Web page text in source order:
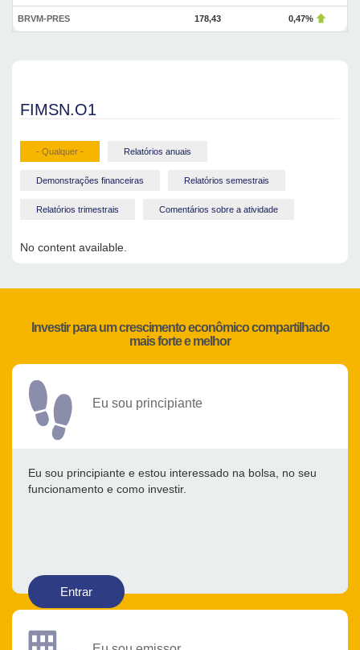
BRVM-PRES 178,43 0,47%
FIMSN.O1
- Qualquer - Relatórios anuais
Demonstrações financeiras Relatórios semestrais
Relatórios trimestrais Comentários sobre a atividade
No content available.
Investir para um crescimento econômico compartilhado
mais forte e melhor
Eu sou principiante
Eu sou principiante e estou interessado na bolsa, no seu
funcionamento e como investir.
Entrar